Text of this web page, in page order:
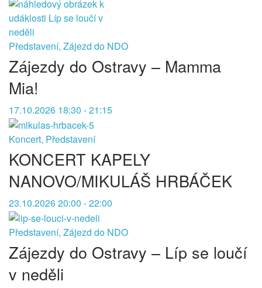
Představení, Zájezd do NDO
Zájezdy do Ostravy – Mamma
Mia!
17.10.2026 18:30 - 21:15
Koncert, Představení
KONCERT KAPELY
NANOVO/MIKULÁŠ HRBÁČEK
23.10.2026 20:00 - 22:00
Představení, Zájezd do NDO
Zájezdy do Ostravy – Líp se loučí
v neděli